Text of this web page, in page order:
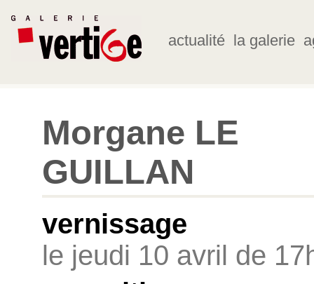
actualité la galerie
Morgane LE
GUILLAN
vernissage
le jeudi 10 avril de